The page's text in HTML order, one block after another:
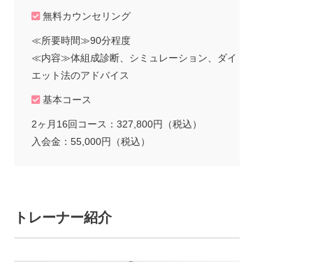
無料カウンセリング
≪所要時間≫90分程度
≪内容≫体組成診断、シミュレーション、ダイ
エット法のアドバイス
基本コース
2ヶ月16回コース：327,800円（税込）
入会金：55,000円（税込）
トレーナー紹介